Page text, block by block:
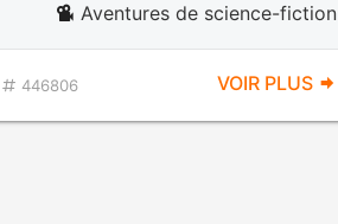
Aventures de science-fiction
446806 VOIR PLUS